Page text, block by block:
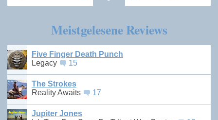
Meistgelesene Reviews
Five Finger Death Punch
Legacy
15
The Strokes
Reality Awaits
17
Jupiter Jones